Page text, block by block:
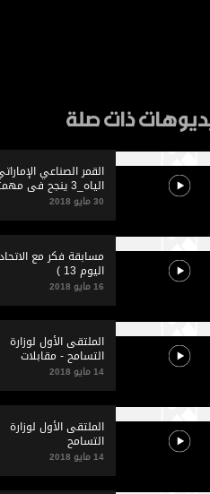
ذات صلة
القمر الصناعي
الياه_3 ينجح في مهمته
30 مايو 2018
مسابقة فكر مع
اليوم 13 )
16 مايو 2018
الملتقى الأول لوزارة
التسامح - مقابلات
14 مايو 2018
الملتقى الأول لوزارة
التسامح
14 مايو 2018